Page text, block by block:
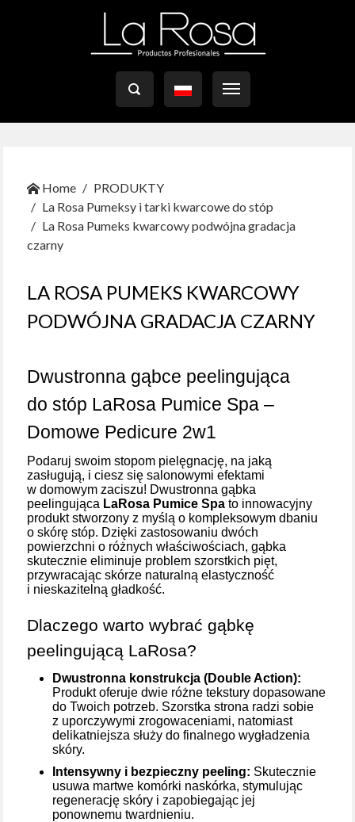

Home
PRODUKTY
La Rosa Pumeksy i tarki kwarcowe do stóp
La Rosa Pumeks kwarcowy podwójna gradacja
czarny
LA ROSA PUMEKS KWARCOWY
PODWÓJNA GRADACJA CZARNY
Dwustronna gąbce peelingująca
do stóp LaRosa Pumice Spa –
Domowe Pedicure 2w1
Podaruj swoim stopom pielęgnację, na jaką
zasługują, i ciesz się salonowymi efektami
w domowym zaciszu! Dwustronna gąbka
peelingująca LaRosa Pumice Spa to innowacyjny
produkt stworzony z myślą o kompleksowym dbaniu
o skórę stóp. Dzięki zastosowaniu dwóch
powierzchni o różnych właściwościach, gąbka
skutecznie eliminuje problem szorstkich pięt,
przywracając skórze naturalną elastyczność
i nieskazitelną gładkość.
Dlaczego warto wybrać gąbkę
peelingującą LaRosa?
Dwustronna konstrukcja (Double Action):
Produkt oferuje dwie różne tekstury dopasowane
do Twoich potrzeb. Szorstka strona radzi sobie
z uporczywymi zrogowaceniami, natomiast
delikatniejsza służy do finalnego wygładzenia
skóry.
Intensywny i bezpieczny peeling: Skutecznie
usuwa martwe komórki naskórka, stymulując
regenerację skóry i zapobiegając jej
ponownemu twardnieniu.